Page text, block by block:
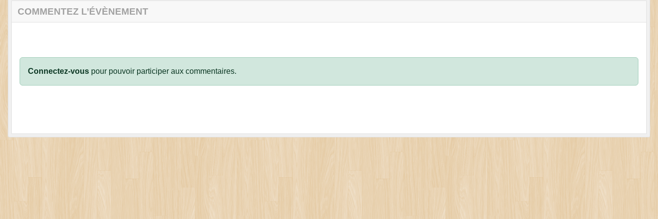
COMMENTEZ L’ÉVÈNEMENT
Connectez-vous pour pouvoir participer aux commentaires.